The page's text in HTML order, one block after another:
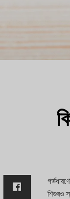
শিশুরও